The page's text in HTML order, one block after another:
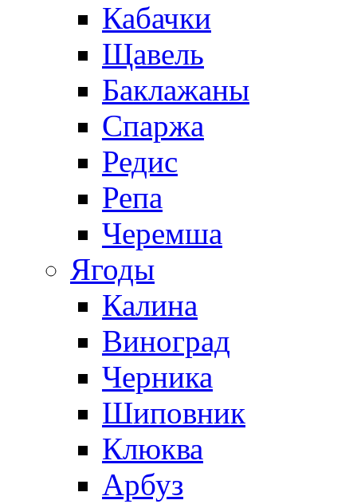
Кабачки
Щавель
Баклажаны
Спаржа
Редис
Репа
Черемша
Ягоды
Калина
Виноград
Черника
Шиповник
Клюква
Арбуз